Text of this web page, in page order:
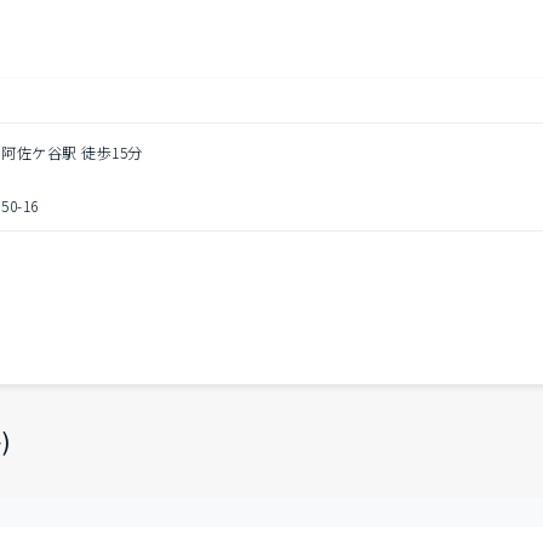
佐ケ谷駅 徒歩15分
16